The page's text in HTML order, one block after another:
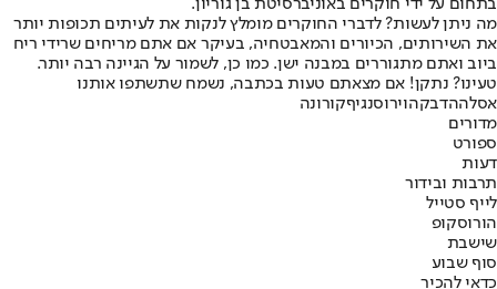
בתחום על ידי חוקרים באוניברסיטת בן גוריון.
מה ניתן לעשות? לדברי החוקרים מומלץ לנקות את לעיתים תכופות יותר
את השירותים, הכיורים והמאבטחיה, בעיקר אם אתם מריחים שרידי ריח
ביוב ואתם מתגוררים במבנה ישן. כמו כן, לשמור על הגיינה רבה יותר.
טעינו? נתקן! אם מצאתם טעות בכתבה, נשמח שתשתפו אותנו
אסלההדבקהוירוסנגיףקורונה
מדורים
ספורט
דעות
תרבות ובידור
לייף סטייל
הורוסקופ
שישבת
סוף שבוע
כדאי להכיר